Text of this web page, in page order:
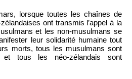
lorsque toutes les chaînes de
ont transmis l’appel à la
et les non-musulmans se
leur solidarité humaine tout
morts, tous les musulmans sont
et tous les néo-zélandais sont